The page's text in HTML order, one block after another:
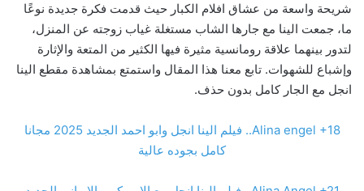
شريحة واسعة من عشاق افلام الكبار حيث قدمت فكرة جديدة نوعًا
ما، جمعت الينا مع جارها الشاب مستغلة غياب زوجته عن المنزل،
لتدور بينهما علاقة رومانسية مثيرة فيها الكثير من المتعة والإثارة
وإشباع للشهوات. تابع معنا هذا المقال واستمتع بمشاهدة مقطع الينا
انجل مع الجار كامل بدون حذف.
Alina engel +18.. فيلم الينا انجل وابو احمد الجديد 2025 مجانا
كامل بجوده عالية